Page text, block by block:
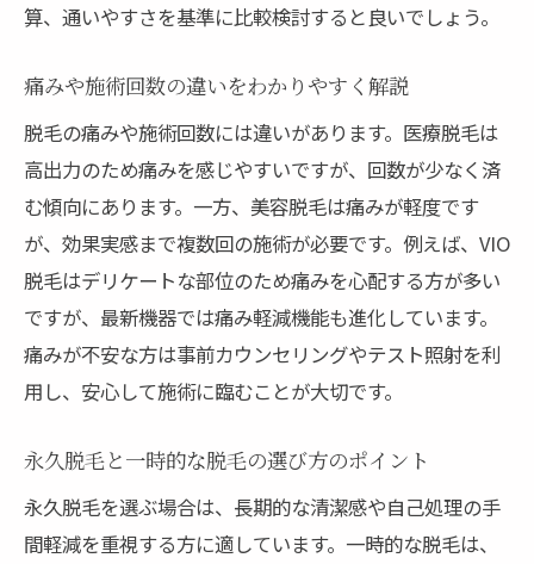
算、通いやすさを基準に比較検討すると良いでしょう。
痛みや施術回数の違いをわかりやすく解説
脱毛の痛みや施術回数には違いがあります。医療脱毛は
高出力のため痛みを感じやすいですが、回数が少なく済
む傾向にあります。一方、美容脱毛は痛みが軽度です
が、効果実感まで複数回の施術が必要です。例えば、VIO
脱毛はデリケートな部位のため痛みを心配する方が多い
ですが、最新機器では痛み軽減機能も進化しています。
痛みが不安な方は事前カウンセリングやテスト照射を利
用し、安心して施術に臨むことが大切です。
永久脱毛と一時的な脱毛の選び方のポイント
永久脱毛を選ぶ場合は、長期的な清潔感や自己処理の手
間軽減を重視する方に適しています。一時的な脱毛は、